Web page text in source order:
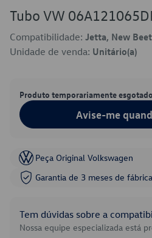
Tubo VW
Compatibilidade: Jetta, New
Unidade de venda: Unitário(a)
Produto temporariamente
Avise-me
Peça Original Volkswagen
Garantia de 3 meses de fábrica
Tem dúvidas sobre a
Nossa equipe especializada está